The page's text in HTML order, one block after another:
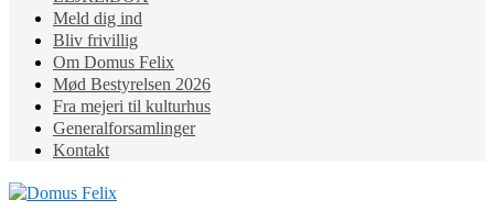
Meld dig ind
Bliv frivillig
Om Domus Felix
Mød Bestyrelsen 2026
Fra mejeri til kulturhus
Generalforsamlinger
Kontakt